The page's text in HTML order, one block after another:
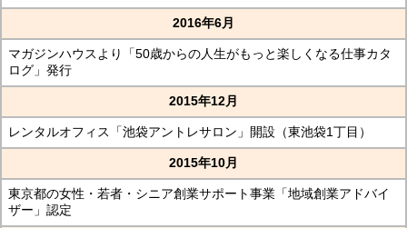
2016年6月
マガジンハウスより「50歳からの人生がもっと楽しくなる仕事カタ
ログ」発行
2015年12月
レンタルオフィス「池袋アントレサロン」開設（東池袋1丁目）
2015年10月
東京都の女性・若者・シニア創業サポート事業「地域創業アドバイ
ザー」認定